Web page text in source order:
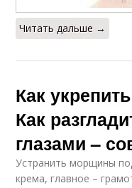
Читать дальше →
Как
Как
глазами –
Устранить морщины
крема, главное –